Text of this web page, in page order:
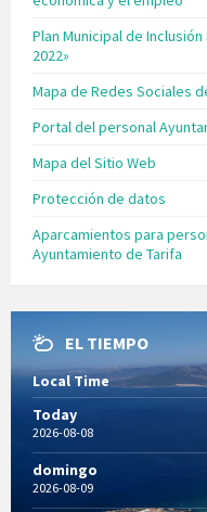
Plan Municipal de Inclusión
2022»
Mapa de Redes Sociales
Portal del personal
Mapa del Sitio Web
Protección de datos
Aparcamientos para
Ayuntamiento de Tarifa
EL TIEMPO
Local Time
Today
2026-08-08
domingo
2026-08-09